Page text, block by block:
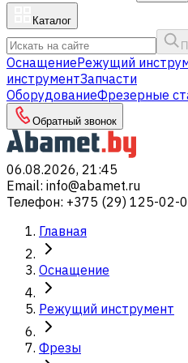
Каталог
ОснащениеРежущий
инструментЗапчасти
ОборудованиеФрезерные
Обратный звонок
06.08.2026, 21:45
Email: info@abamet.ru
Телефон: +375 (29) 125-02-
Главная
Оснащение
Режущий инструмент
Фрезы